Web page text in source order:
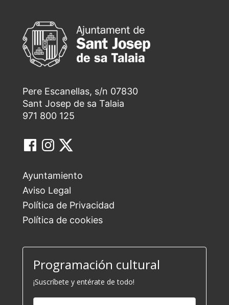
Pere Escanellas, s/n 07830
Sant Josep de sa Talaia
971 800 125
Ayuntamiento
Aviso Legal
Política de Privacidad
Política de cookies
Programación cultural
¡Suscríbete y entérate de todo!